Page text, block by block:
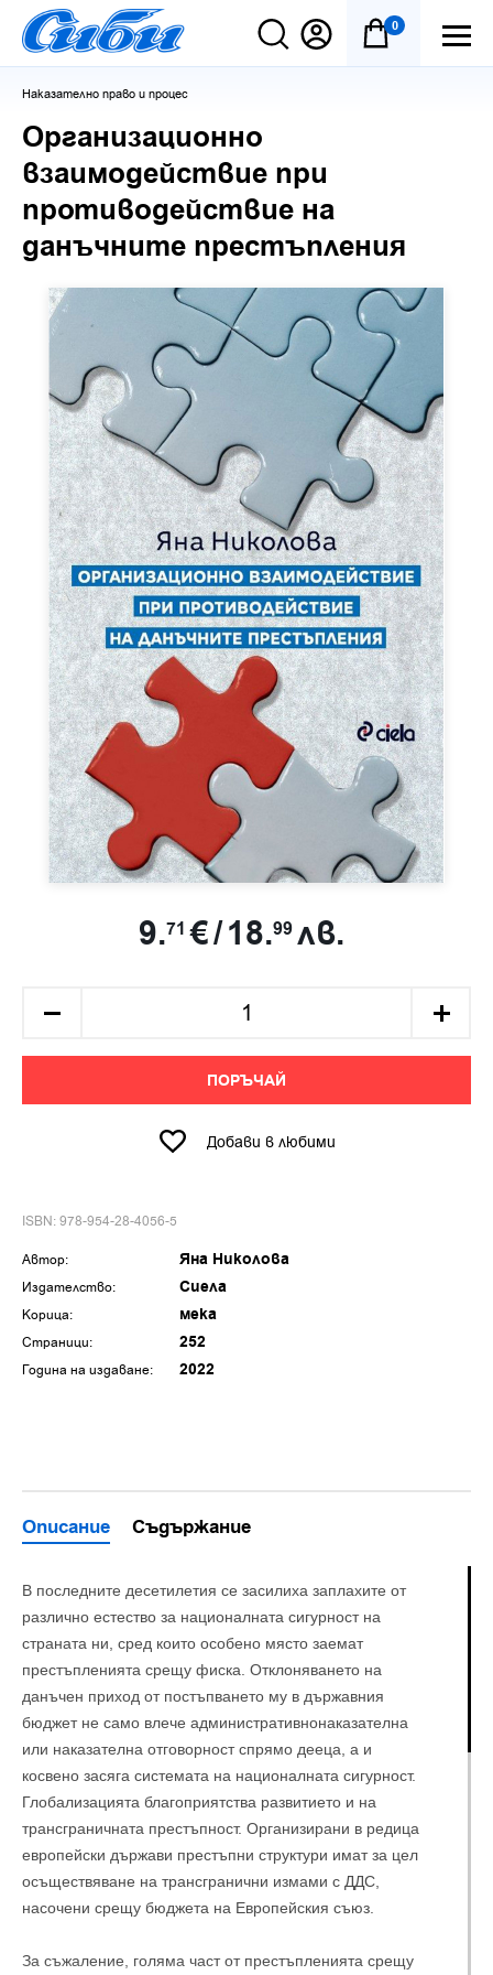
0
Наказателно право и процес
Организационно
взаимодействие при
противодействие на
данъчните престъпления
ISBN: 978-954-28-4056-5
Автор: Яна Николова
Издателство: Сиела
Корица: мека
Страници: 252
Година на издаване: 2022
9.71 €/18.99 лв.
ПОРЪЧАЙ
Добави в любими
Описание Съдържание
В последните десетилетия се засилиха заплахите от
различно естество за националната сигурност на
страната ни, сред които особено място заемат
престъпленията срещу фиска. Отклоняването на
данъчен приход от постъпването му в държавния
бюджет не само влече административнонаказателна
или наказателна отговорност спрямо дееца, а и
косвено засяга системата на националната сигурност.
Глобализацията благоприятства развитието и на
трансграничната престъпност. Организирани в редица
европейски държави престъпни структури имат за цел
осъществяване на трансгранични измами с ДДС,
насочени срещу бюджета на Европейския съюз.
За съжаление, голяма част от престъпленията срещу